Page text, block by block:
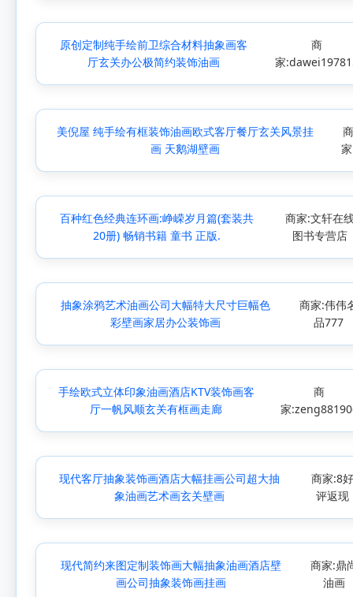
原创定制纯手绘前卫综合材料抽象画客
厅玄关办公极简约装饰油画
商
家
美倪屋 纯手绘有框装饰油画欧式客厅餐厅玄关风景挂
画 天鹅湖壁画
百种红色经典连环画:峥嵘岁月篇(套装共
20册) 畅销书籍 童书 正版.
商家:文轩在
图书专营店
抽象涂鸦艺术油画公司大幅特大尺寸巨幅色
彩壁画家居办公装饰画
商家:伟伟
品777
手绘欧式立体印象油画酒店KTV装饰画客
厅一帆风顺玄关有框画走廊
商
家
现代客厅抽象装饰画酒店大幅挂画公司超大抽
象油画艺术画玄关壁画
商家:8好
评返现
现代简约来图定制装饰画大幅抽象油画酒店壁
画公司抽象装饰画挂画
商家:鼎
油画